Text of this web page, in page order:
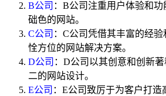
B公司 ：B公司注重用户体验和
础色的网站。
C公司 ：C公司凭借其丰富的经
恮方位的网站解决方案。
D公司 ：D公司以其创意和创新
二的网站设计。
E公司 ：E公司致厉于为客户打造